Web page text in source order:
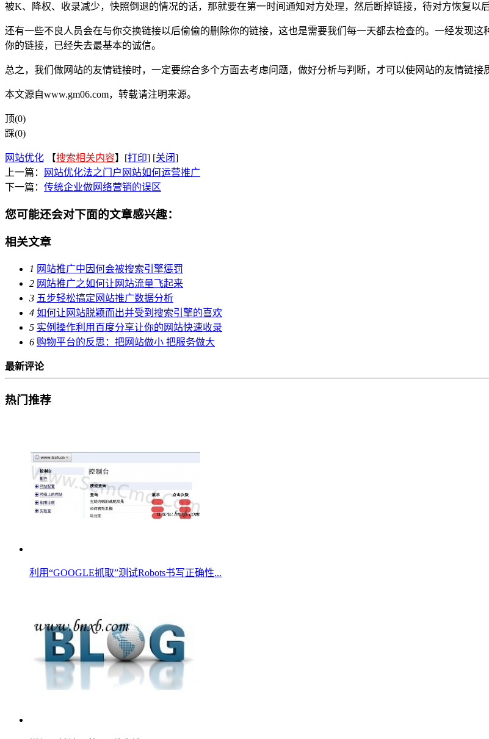
被K、降权、收录减少，快照倒退的情况的话，那就要在第一时间通知对方处理，然后断掉链接，待对方恢复以
还有一些不良人员会在与你交换链接以后偷偷的删除你的链接，这也是需要我们每一天都去检查的。一经发现
你的链接，已经失去最基本的诚信。
总之，我们做网站的友情链接时，一定要综合多个方面去考虑问题，做好分析与判断，才可以使网站的友情链接
本文源自www.gm06.com，转载请注明来源。
顶(0)
踩(0)
网站优化 【搜索相关内容】[打印] [关闭]
上一篇：
网站优化法之门户网站如何运营推广
下一篇： 传统企业做网络营销的误区
您可能还会对下面的文章感兴趣：
相关文章
1 网站推广中因何会被搜索引擎惩罚
2 网站推广之如何让网站流量飞起来
3 五步轻松搞定网站推广数据分析
4 如何让网站脱颖而出并受到搜索引擎的喜欢
5 实例操作利用百度分享让你的网站快速收录
6 购物平台的反思：把网站做小 把服务做大
最新评论
热门推荐
利用“GOOGLE抓取”测试Robots书写正确性...